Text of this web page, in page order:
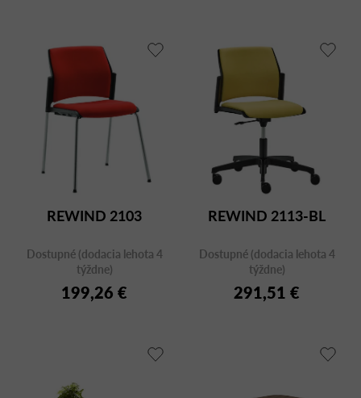
REWIND 2103
Dostupné (dodacia lehota 4
týždne)
199,26 €
REWIND 2113-BL
Dostupné (dodacia lehota 4
týždne)
291,51 €